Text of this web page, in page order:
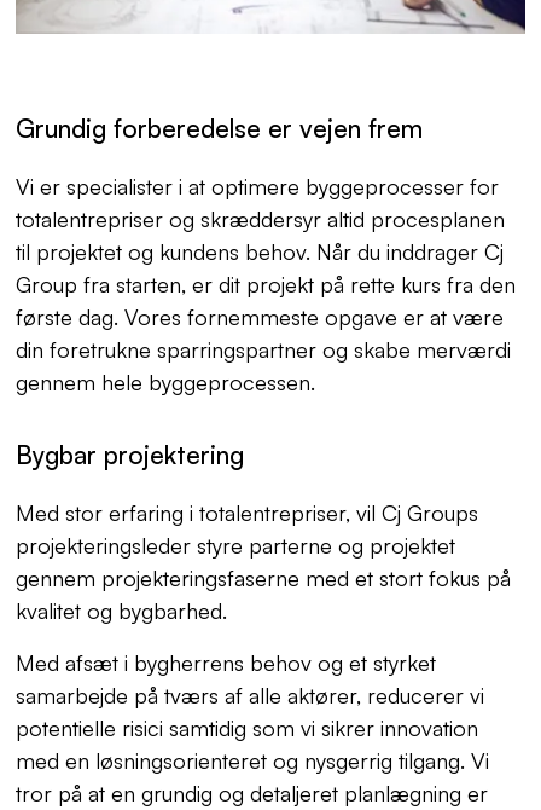
Grundig forberedelse er vejen frem
Vi er specialister i at optimere byggeprocesser for
totalentrepriser og skræddersyr altid procesplanen
til projektet og kundens behov. Når du inddrager Cj
Group fra starten, er dit projekt på rette kurs fra den
første dag. Vores fornemmeste opgave er at være
din foretrukne sparringspartner og skabe merværdi
gennem hele byggeprocessen.
Bygbar projektering
Med stor erfaring i totalentrepriser, vil Cj Groups
projekteringsleder styre parterne og projektet
gennem projekteringsfaserne med et stort fokus på
kvalitet og bygbarhed.
Med afsæt i bygherrens behov og et styrket
samarbejde på tværs af alle aktører, reducerer vi
potentielle risici samtidig som vi sikrer innovation
med en løsningsorienteret og nysgerrig tilgang. Vi
tror på at en grundig og detaljeret planlægning er